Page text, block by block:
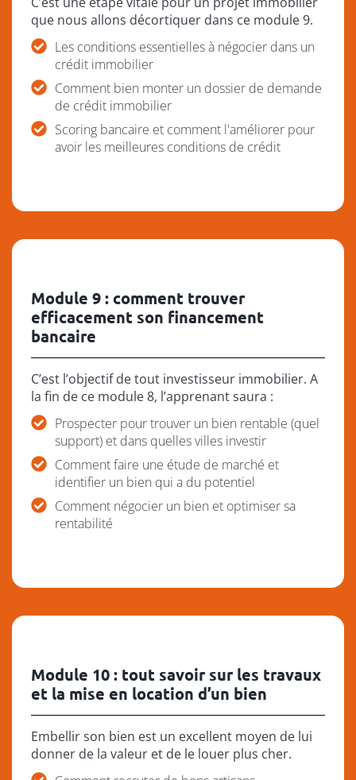
que nous allons décortiquer dans ce module 9.
Les conditions essentielles à négocier dans un
crédit immobilier
Comment bien monter un dossier de demande
de crédit immobilier
Scoring bancaire et comment l'améliorer pour
avoir les meilleures conditions de crédit
Module 9 : comment trouver
efficacement son financement
bancaire
C’est l’objectif de tout investisseur immobilier. A
la fin de ce module 8, l’apprenant saura :
Prospecter pour trouver un bien rentable (quel
support) et dans quelles villes investir
Comment faire une étude de marché et
identifier un bien qui a du potentiel
Comment négocier un bien et optimiser sa
rentabilité
Module 10 : tout savoir sur les travaux
et la mise en location d’un bien
Embellir son bien est un excellent moyen de lui
donner de la valeur et de le louer plus cher.